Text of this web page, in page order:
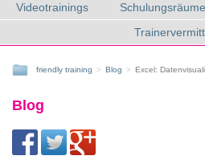
Videotrainings Schulungsräume
friendly training Blog Excel:
Blog